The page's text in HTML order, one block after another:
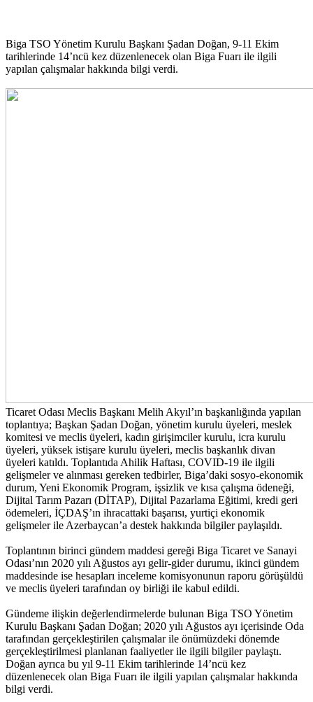
Biga TSO Yönetim Kurulu Başkanı Şadan Doğan, 9-11 Ekim
tarihlerinde 14’ncü kez düzenlenecek olan Biga Fuarı ile ilgili
yapılan çalışmalar hakkında bilgi verdi.
Ticaret Odası Meclis Başkanı Melih Akyıl’ın başkanlığında yapılan
toplantıya; Başkan Şadan Doğan, yönetim kurulu üyeleri, meslek
komitesi ve meclis üyeleri, kadın girişimciler kurulu, icra kurulu
üyeleri, yüksek istişare kurulu üyeleri, meclis başkanlık divan
üyeleri katıldı. Toplantıda Ahilik Haftası, COVID-19 ile ilgili
gelişmeler ve alınması gereken tedbirler, Biga’daki sosyo-ekonomik
durum, Yeni Ekonomik Program, işsizlik ve kısa çalışma ödeneği,
Dijital Tarım Pazarı (DİTAP), Dijital Pazarlama Eğitimi, kredi geri
ödemeleri, İÇDAŞ’ın ihracattaki başarısı, yurtiçi ekonomik
gelişmeler ile Azerbaycan’a destek hakkında bilgiler paylaşıldı.
Toplantının birinci gündem maddesi gereği Biga Ticaret ve Sanayi
Odası’nın 2020 yılı Ağustos ayı gelir-gider durumu, ikinci gündem
maddesinde ise hesapları inceleme komisyonunun raporu görüşüldü
ve meclis üyeleri tarafından oy birliği ile kabul edildi.
Gündeme ilişkin değerlendirmelerde bulunan Biga TSO Yönetim
Kurulu Başkanı Şadan Doğan; 2020 yılı Ağustos ayı içerisinde Oda
tarafından gerçekleştirilen çalışmalar ile önümüzdeki dönemde
gerçekleştirilmesi planlanan faaliyetler ile ilgili bilgiler paylaştı.
Doğan ayrıca bu yıl 9-11 Ekim tarihlerinde 14’ncü kez
düzenlenecek olan Biga Fuarı ile ilgili yapılan çalışmalar hakkında
bilgi verdi.